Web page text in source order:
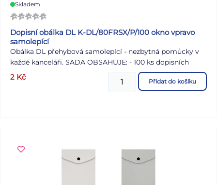
Skladem
Dopisní obálka DL K-DL/80FRSX/P/100 okno vpravo
samolepící
Obálka DL přehybová samolepící - nezbytná pomůcky v
každé kanceláři. SADA OBSAHUJE: - 100 ks dopisních
obálek - papír bílý - 80g/m2 - s okýnkem - samolepící
2 Kč Přidat do košíku